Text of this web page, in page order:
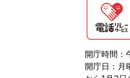
開庁時間：
開庁日：月